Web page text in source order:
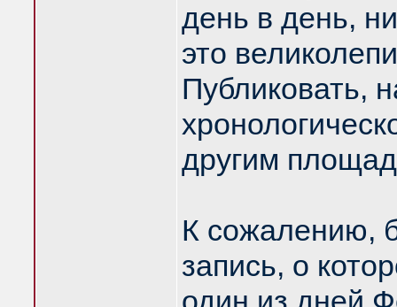
день в день,
это
Публиковать,
другим
К сожалению,
запись, о